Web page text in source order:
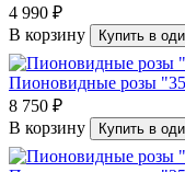
4 990 ₽
В корзину
Купить в
Пионовидные розы
8 750 ₽
В корзину
Купить в